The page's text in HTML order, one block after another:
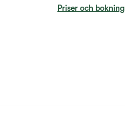
Priser och bokning